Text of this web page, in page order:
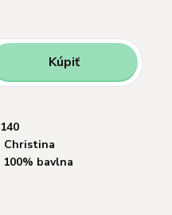
Kúpiť
140
Christina
100% bavlna